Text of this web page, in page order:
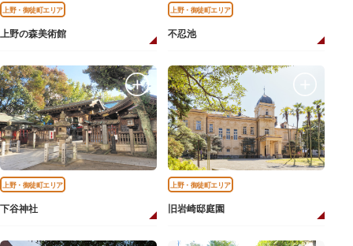
上野・御徒町エリア
上野の森美術館
上野・御徒町エリア
不忍池
上野・御徒町エリア
下谷神社
上野・御徒町エリア
旧岩崎邸庭園